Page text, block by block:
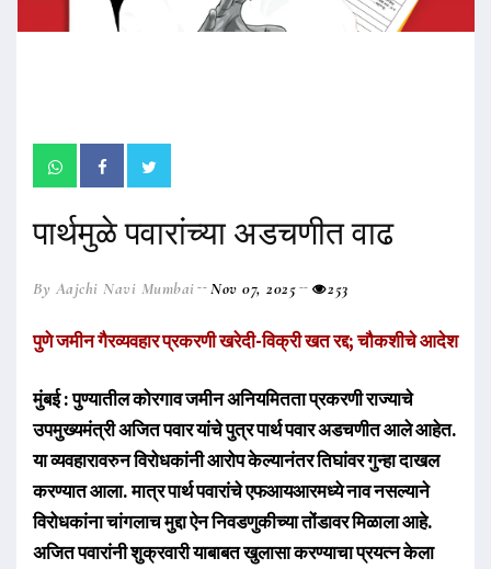
पार्थमुळे पवारांच्या अडचणीत वाढ
By Aajchi Navi Mumbai Nov 07, 2025 253
पुणे जमीन गैरव्यवहार प्रकरणी खरेदी-विक्री खत रद्द; चौकशीचे आदेश
मुंबई : पुण्यातील कोरगाव जमीन अनियमितता प्रकरणी राज्याचे
उपमुख्यमंत्री अजित पवार यांचे पुत्र पार्थ पवार अडचणीत आले आहेत.
या व्यवहारावरुन विरोधकांनी आरोप केल्यानंतर तिघांवर गुन्हा दाखल
करण्यात आला. मात्र पार्थ पवारांचे एफआयआरमध्ये नाव नसल्याने
विरोधकांना चांगलाच मुद्दा ऐन निवडणुकीच्या तोंडावर मिळाला आहे.
अजित पवारांनी शुक्रवारी याबाबत खुलासा करण्याचा प्रयत्न केला